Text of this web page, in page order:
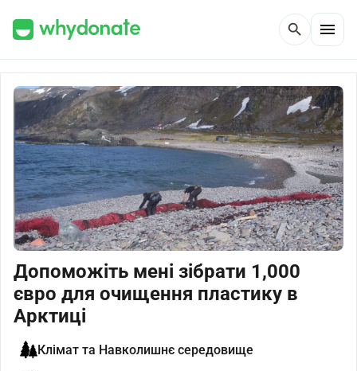
search menu
Допоможіть мені зібрати 1,000
євро для очищення пластику в
Арктиці
Клімат та Навколишнє середовище